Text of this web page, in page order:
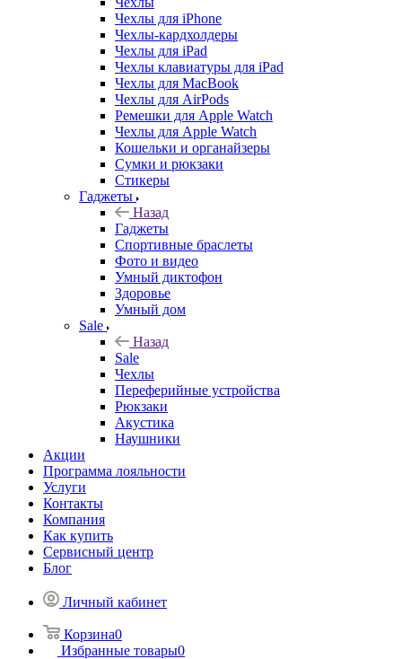
Чехлы для iPhone
Чехлы-кардхолдеры
Чехлы для iPad
Чехлы клавиатуры для iPad
Чехлы для MacBook
Чехлы для AirPods
Ремешки для Apple Watch
Чехлы для Apple Watch
Кошельки и органайзеры
Сумки и рюкзаки
Стикеры
Гаджеты
Назад
Гаджеты
Спортивные браслеты
Фото и видео
Умный диктофон
Здоровье
Умный дом
Sale
Назад
Sale
Чехлы
Переферийные устройства
Рюкзаки
Акустика
Наушники
Акции
Программа лояльности
Услуги
Контакты
Компания
Как купить
Сервисный центр
Блог
Личный кабинет
Корзина0
Избранные товары0